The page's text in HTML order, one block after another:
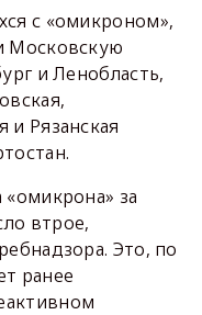
с «омикроном»,
Московскую
и Ленобласть,
и Рязанская
за
втрое,
Это, по
ранее